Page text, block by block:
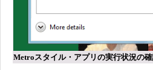
Metroスタイル・アプリの実行状況の